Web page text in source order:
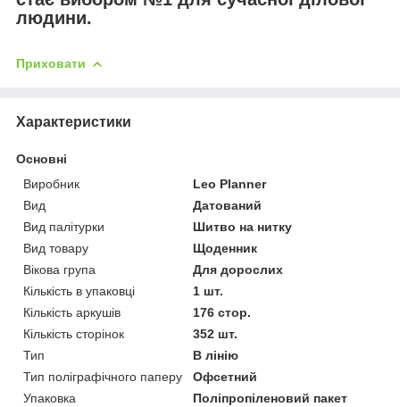
людини.
Приховати
Характеристики
Основні
Виробник
Leo Planner
Вид
Датований
Вид палітурки
Шитво на нитку
Вид товару
Щоденник
Вікова група
Для дорослих
Кількість в упаковці
1 шт.
Кількість аркушів
176 стор.
Кількість сторінок
352 шт.
Тип
В лінію
Тип поліграфічного паперу
Офсетний
Упаковка
Поліпропіленовий пакет